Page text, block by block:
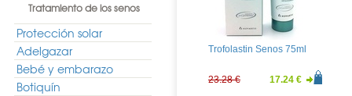
Tratamiento de los senos
Protección solar
Adelgazar
Bebé y embarazo
Botiquín
Trofolastin Senos 75ml
23.28 € 17.24 €